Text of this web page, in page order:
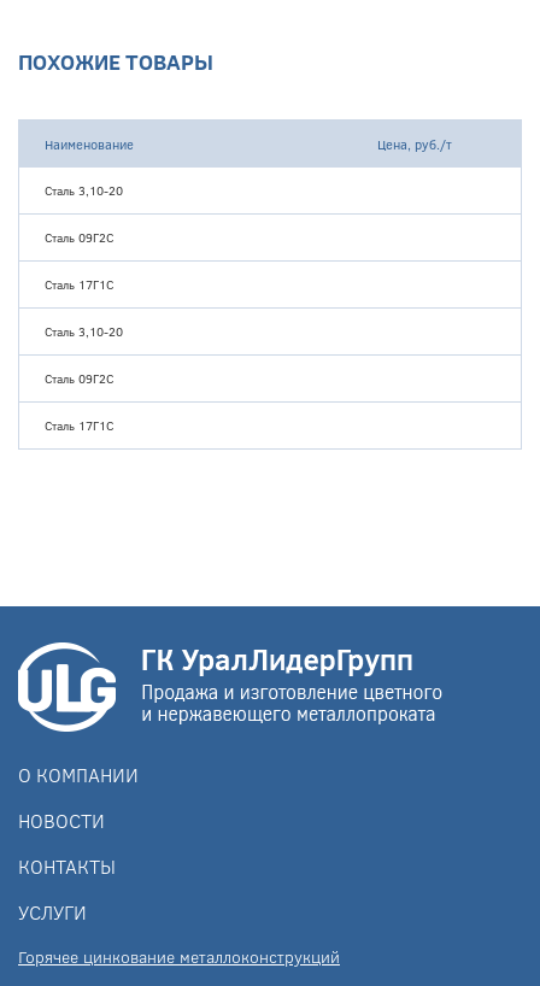
ПОХОЖИЕ ТОВАРЫ
Наименование Цена, руб./т
Сталь 3,10-20
Сталь 09Г2С
Сталь 17Г1С
Сталь 3,10-20
Сталь 09Г2С
Сталь 17Г1С
О КОМПАНИИ
НОВОСТИ
КОНТАКТЫ
УСЛУГИ
Горячее цинкование металлоконструкций